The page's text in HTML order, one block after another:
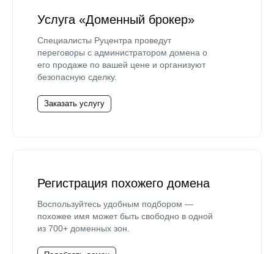
Услуга «Доменный брокер»
Специалисты Руцентра проведут
переговоры с администратором домена о
его продаже по вашей цене и организуют
безопасную сделку.
Заказать услугу
Регистрация похожего домена
Воспользуйтесь удобным подбором —
похожее имя может быть свободно в одной
из 700+ доменных зон.